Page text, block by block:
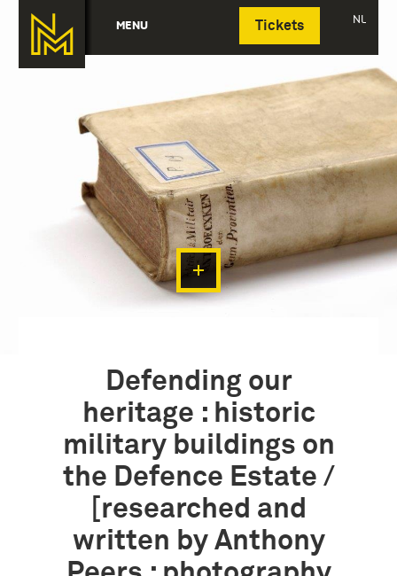
MENU Tickets NL
Deutsch
Defending our
heritage : historic
military buildings on
the Defence Estate /
[researched and
written by Anthony